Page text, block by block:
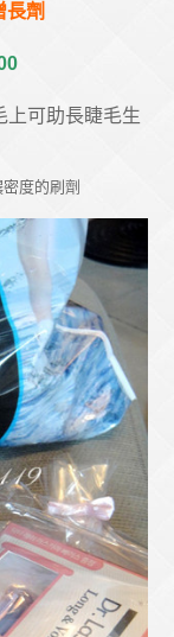
長劑
上可助長睫毛生
度的刷劑